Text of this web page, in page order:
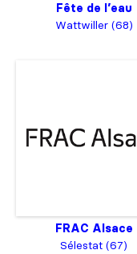
Fête de l’eau
Wattwiller (68)
FRAC Alsace
Sélestat (67)